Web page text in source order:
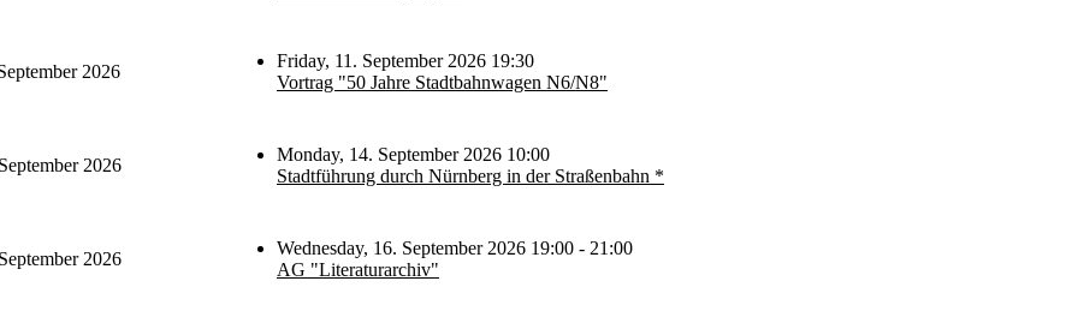
2026
Friday, 11. September 2026 19:30
Vortrag "50 Jahre Stadtbahnwagen N6/N8"
2026
Monday, 14. September 2026 10:00
Stadtführung durch Nürnberg in der Straßenbahn *
2026
Wednesday, 16. September 2026 19:00 - 21:00
AG "Literaturarchiv"